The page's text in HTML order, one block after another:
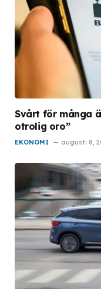
Svårt för många
otrolig oro”
EKONOMI augusti 8,